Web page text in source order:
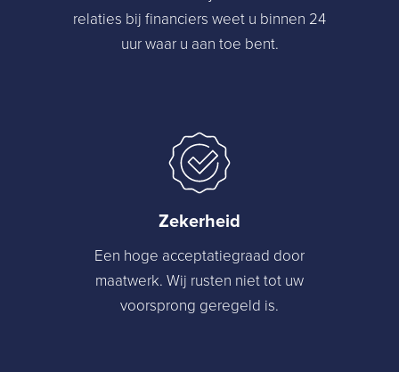
relaties bij financiers weet u binnen 24
uur waar u aan toe bent.
Zekerheid
Een hoge acceptatiegraad door
maatwerk. Wij rusten niet tot uw
voorsprong geregeld is.